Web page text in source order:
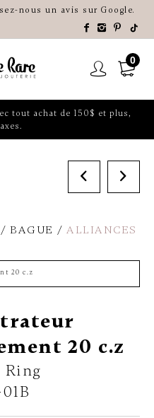
nous un avis sur Google.
0
tout achat de 150$ et plus,
BAGUE ALLIANCES
20 c.z
Ring